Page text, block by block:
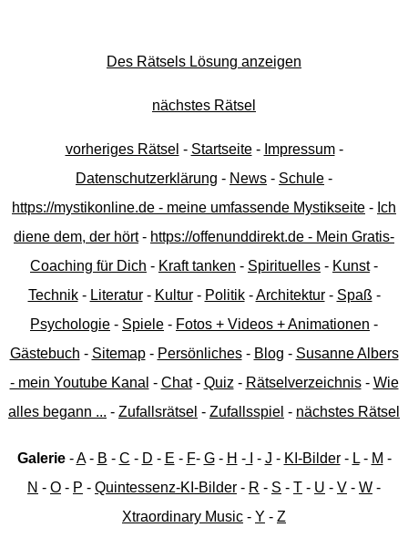
Des Rätsels Lösung anzeigen
nächstes Rätsel
vorheriges Rätsel - Startseite- Impressum-
Datenschutzerklärung - News - Schule -
https://mystikonline.de - meine umfassende Mystikseite - Ich
diene dem, der hört- https://offenunddirekt.de - Mein Gratis-
Coaching für Dich - Kraft tanken - Spirituelles - Kunst-
Technik- Literatur- Kultur- Politik-Architektur- Spaß -
Psychologie - Spiele - Fotos + Videos + Animationen -
Gästebuch - Sitemap- Persönliches- Blog - Susanne Albers
- mein Youtube Kanal - Chat- Quiz - Rätselverzeichnis- Wie
alles begann ... - Zufallsrätsel - Zufallsspiel - nächstes Rätsel
Galerie-A- B - C - D - E - F- G- H -I - J - KI-Bilder- L- M -
N - O - P - Quintessenz-KI-Bilder - R - S - T - U - V - W -
Xtraordinary Music - Y - Z